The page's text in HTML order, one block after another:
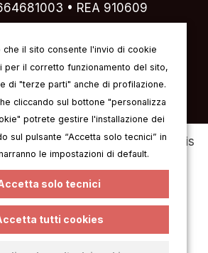
• REA 910609
che il sito consente l'invio di cookie
per il corretto funzionamento del sito,
di "terze parti" anche di profilazione.
cliccando sul bottone "personalizza
potrete gestire l'installazione dei
sul pulsante “Accetta solo tecnici” in
le impostazioni di default.
solo tecnici
tutti cookies
Allemand
Français
Espagnol